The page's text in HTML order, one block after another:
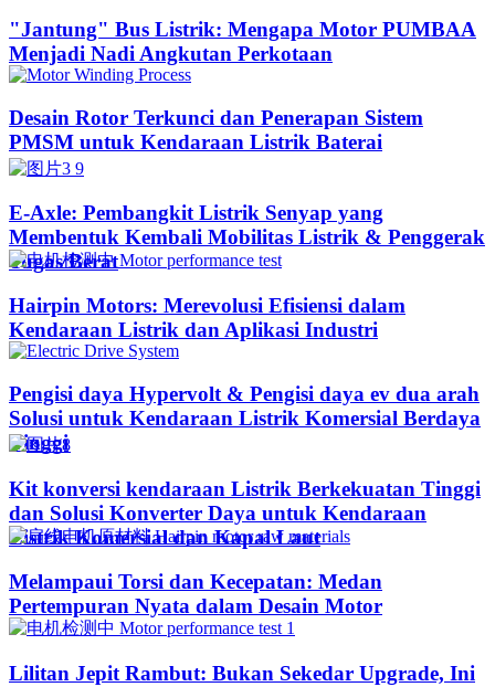
"Jantung" Bus Listrik: Mengapa Motor PUMBAA
Menjadi Nadi Angkutan Perkotaan
Desain Rotor Terkunci dan Penerapan Sistem
PMSM untuk Kendaraan Listrik Baterai
E-Axle: Pembangkit Listrik Senyap yang
Membentuk Kembali Mobilitas Listrik & Penggerak
Tugas Berat
Hairpin Motors: Merevolusi Efisiensi dalam
Kendaraan Listrik dan Aplikasi Industri
Pengisi daya Hypervolt & Pengisi daya ev dua arah
Solusi untuk Kendaraan Listrik Komersial Berdaya
Tinggi
Kit konversi kendaraan Listrik Berkekuatan Tinggi
dan Solusi Konverter Daya untuk Kendaraan
Listrik Komersial dan Kapal Laut
Melampaui Torsi dan Kecepatan: Medan
Pertempuran Nyata dalam Desain Motor
Lilitan Jepit Rambut: Bukan Sekedar Upgrade, Ini